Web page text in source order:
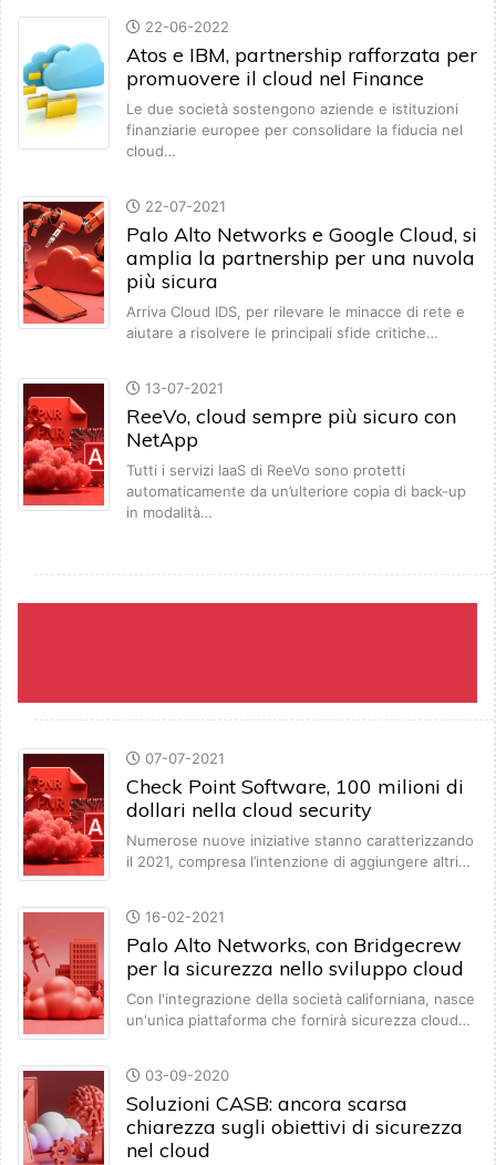
22-06-2022
Atos e IBM, partnership rafforzata per
promuovere il cloud nel Finance
Le due società sostengono aziende e istituzioni
finanziarie europee per consolidare la fiducia nel
cloud…
22-07-2021
Palo Alto Networks e Google Cloud, si
amplia la partnership per una nuvola
più sicura
Arriva Cloud IDS, per rilevare le minacce di rete e
aiutare a risolvere le principali sfide critiche…
13-07-2021
ReeVo, cloud sempre più sicuro con
NetApp
Tutti i servizi IaaS di ReeVo sono protetti
automaticamente da un’ulteriore copia di back-up
in modalità…
07-07-2021
Check Point Software, 100 milioni di
dollari nella cloud security
Numerose nuove iniziative stanno caratterizzando
il 2021, compresa l’intenzione di aggiungere altri…
16-02-2021
Palo Alto Networks, con Bridgecrew
per la sicurezza nello sviluppo cloud
Con l'integrazione della società californiana, nasce
un'unica piattaforma che fornirà sicurezza cloud…
03-09-2020
Soluzioni CASB: ancora scarsa
chiarezza sugli obiettivi di sicurezza
nel cloud